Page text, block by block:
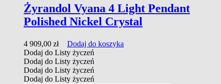
Żyrandol Vyana 4 Light Pendant
Polished Nickel Crystal
4 909,00 zł
Dodaj do koszyka
Dodaj do Listy życzeń
Dodaj do Listy życzeń
Dodaj do Listy życzeń
Dodaj do Listy życzeń